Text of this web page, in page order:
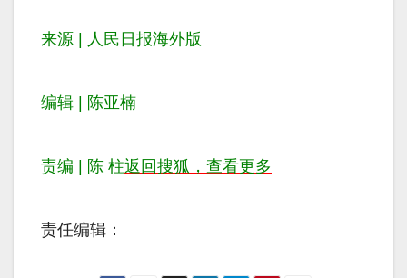
来源 | 人民日报海外版
编辑 | 陈亚楠
责编 | 陈 柱返回搜狐，查看更多
责任编辑：